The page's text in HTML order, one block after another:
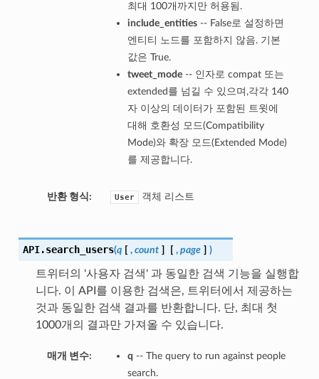
최대 100개까지만 허용됨.
include_entities-- False로 설정하면
엔티티 노드를 포함하지 않음. 기본
값은 True.
tweet_mode-- 인자로 compat 또는
extended를 넘길 수 있으며,각각 140
자 이상의 데이터가 포함된 트윗에
대해 호환성 모드(Compatibility
Mode)와 확장 모드(Extended Mode)
를 제공합니다.
반환 형식: User 객체 리스트
API.search_users(q [ , count ] [ , page ] )
트위터의 '사용자 검색' 과 동일한 검색 기능을 실행합
니다. 이 API를 이용한 검색은, 트위터에서 제공하는
것과 동일한 검색 결과를 반환합니다. 단, 최대 첫
1000개의 결과만 가져올 수 있습니다.
매개 변수: q -- The query to run against people
search.